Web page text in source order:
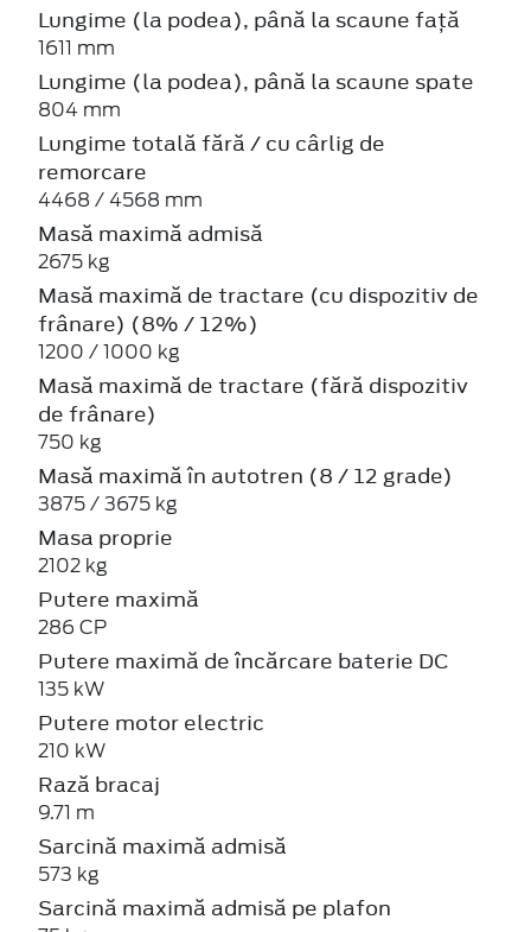
Lungime (la podea), până la scaune față
1611 mm
Lungime (la podea), până la scaune spate
804 mm
Lungime totală fără / cu cârlig de
remorcare
4468 / 4568 mm
Masă maximă admisă
2675 kg
Masă maximă de tractare (cu dispozitiv de
frânare) (8% / 12%)
1200 / 1000 kg
Masă maximă de tractare (fără dispozitiv
de frânare)
750 kg
Masă maximă în autotren (8 / 12 grade)
3875 / 3675 kg
Masa proprie
2102 kg
Putere maximă
286 CP
Putere maximă de încărcare baterie DC
135 kW
Putere motor electric
210 kW
Rază bracaj
9.71 m
Sarcină maximă admisă
573 kg
Sarcină maximă admisă pe plafon